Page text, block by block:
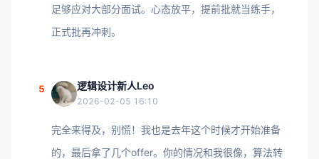
足够应对大部分面试。心态放平，提前批就当练手，
正式批再冲刺。
5 逻辑设计新人Leo
2026-02-05 16:10
完全来得及，别慌！我也是去年这个时候才开始准备
的，最后拿了几个offer。你的情况和我很像，算法转